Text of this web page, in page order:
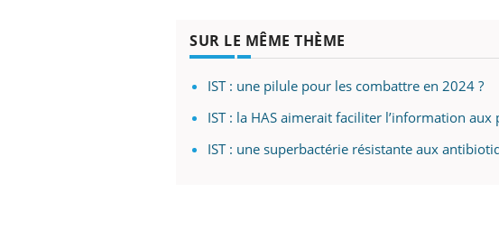
SUR LE MÊME THÈME
IST : une pilule pour les combattre en 2024 ?
IST : la HAS aimerait faciliter l’information aux
IST : une superbactérie résistante aux